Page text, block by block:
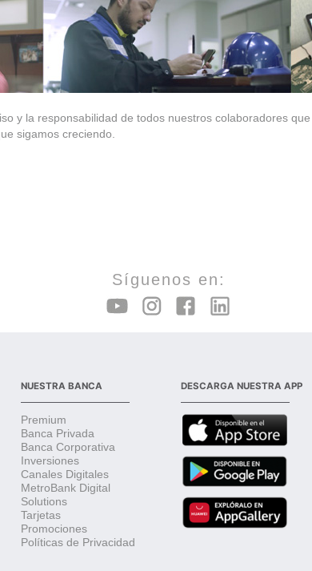
y la responsabilidad de todos nuestros colaboradores
sigamos creciendo.
Síguenos en:
NUESTRA BANCA
Premium
Banca Privada
Banca Corporativa
Inversiones
Canales Digitales
MetroBank Digital
Solutions
Tarjetas
Promociones
Políticas de Privacidad
DESCARGA NUESTRA APP